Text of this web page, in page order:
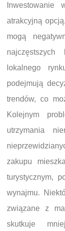
atrakcyjną
mogą
lokalnego
podejmują
trendów, co
Kolejnym
utrzymania
zakupu
turystycznym,
wynajmu.
związane z
skutkuje